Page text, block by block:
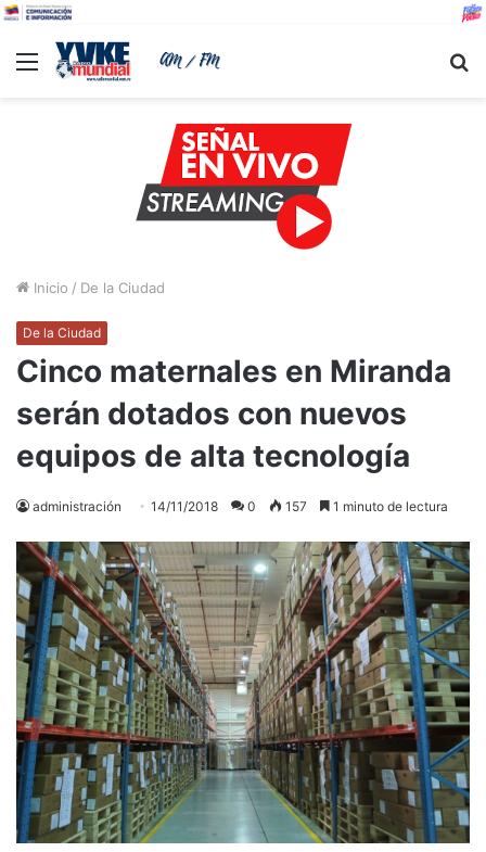
Menu
Inicio / De la Ciudad
De la Ciudad
Cinco maternales en Miranda
serán dotados con nuevos
equipos de alta tecnología
administración 14/11/2018 0 157 1 minuto de lectura